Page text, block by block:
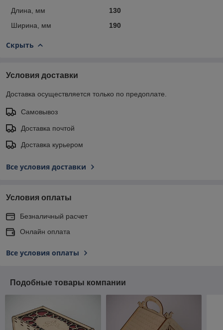
Длина, мм
130
Ширина, мм
190
Скрыть
Условия доставки
Доставка осуществляется только по предоплате.
Самовывоз
Доставка почтой
Доставка курьером
Все условия доставки
Условия оплаты
Безналичный расчет
Онлайн оплата
Все условия оплаты
Подобные товары компании